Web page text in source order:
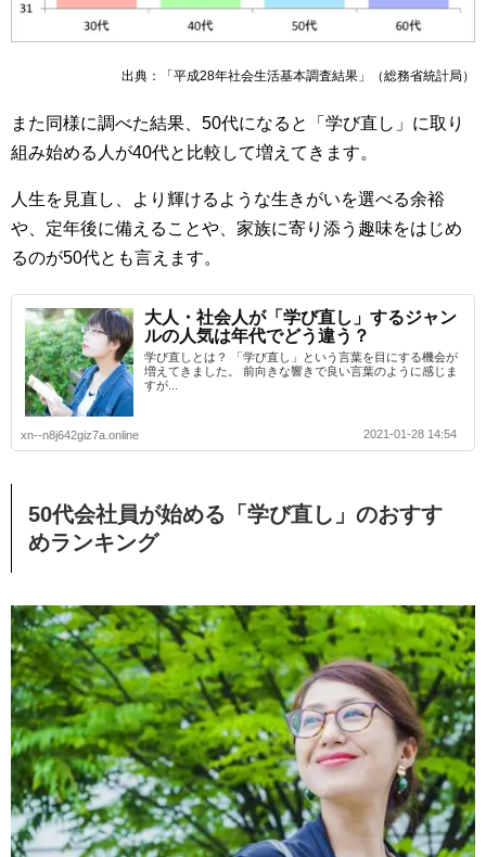
出典：「平成28年社会生活基本調査結果」（総務省統計局）
また同様に調べた結果、50代になると「学び直し」に取り
組み始める人が40代と比較して増えてきます。
人生を見直し、より輝けるような生きがいを選べる余裕
や、定年後に備えることや、家族に寄り添う趣味をはじめ
るのが50代とも言えます。
大人・社会人が「学び直し」するジャン
ルの人気は年代でどう違う？
学び直しとは？ 「学び直し」という言葉を目にする機会が
増えてきました。 前向きな響きで良い言葉のように感じま
すが...
xn--n8j642giz7a.online 2021-01-28 14:54
50代会社員が始める「学び直し」のおすす
めランキング